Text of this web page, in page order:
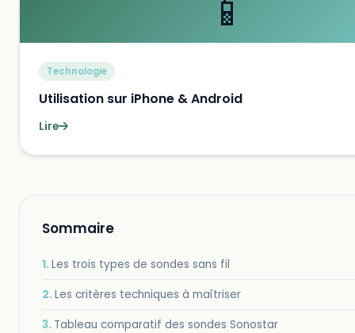
📱
Technologie
Utilisation sur iPhone & Android
Lire
Sommaire
Les trois types de sondes sans fil
Les critères techniques à maîtriser
Tableau comparatif des sondes Sonostar